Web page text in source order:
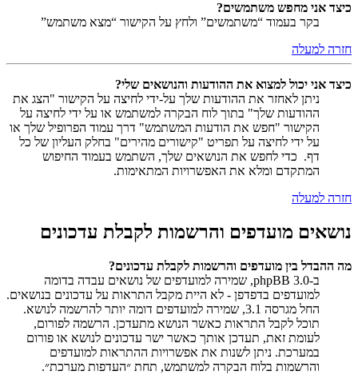
כיצד אני מחפש משתמשים?
בקר בעמוד “משתמשים” ולחץ על הקישור “מצא משתמש”
חזרה למעלה
כיצד אני יכול למצוא את ההודעות והנושאים שלי?
ניתן לאחזר את ההודעות שלך על-ידי לחיצה על הקישור "הצג את
ההודעות שלך" בתוך לוח הבקרה למשתמש או על ידי לחיצה על
הקישור "חפש את הודעות המשתמש" דרך עמוד הפרופיל שלך או
על ידי לחיצה על תפריט "קישורים מהירים" בחלק העליון של כל
דף. כדי לחפש את הנושאים שלך, השתמש בעמוד החיפוש
המתקדם ומלא את האפשרויות המתאימות.
חזרה למעלה
נושאים מועדפים והרשמות לקבלת עדכונים
מה ההבדל בין מועדפים והרשמות לקבלת עדכונים?
ב-phpBB 3.0, שמירה למועדפים של נושאים עבדה בדומה
למועדפים בדפדפן - לא היית מקבל התראות על עדכונים בנושאים.
החל מגרסה 3.1, שמירה למועדפים דומה יותר להרשמה לנושא.
תוכל לקבל התראות כאשר הנושא מתעדכן. הרשמה לפורום,
לעומת זאת, תעדכן אותך כאשר ישר עדכונים לנושא או פורום
במערכת. ניתן לשנות את אפשרויות ההתראות למועדפים
והרשמות בלוח הבקרה למשתמש, תחת ״העדפות מערכת״.